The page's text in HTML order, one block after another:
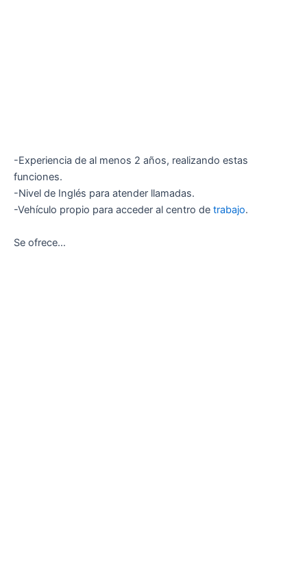
-Experiencia de al menos 2 años, realizando estas
funciones.
-Nivel de Inglés para atender llamadas.
-Vehículo propio para acceder al centro de trabajo.
Se ofrece…